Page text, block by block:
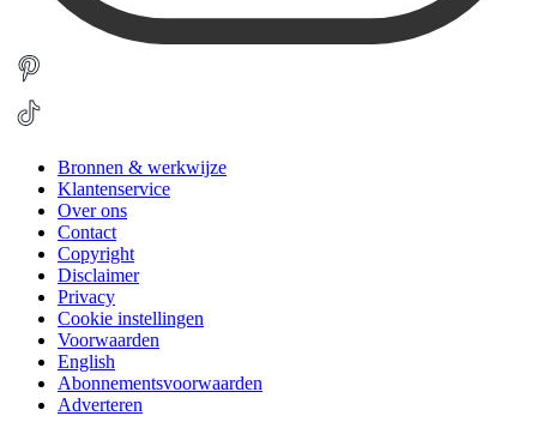
Bronnen & werkwijze
Klantenservice
Over ons
Contact
Copyright
Disclaimer
Privacy
Cookie instellingen
Voorwaarden
English
Abonnementsvoorwaarden
Adverteren